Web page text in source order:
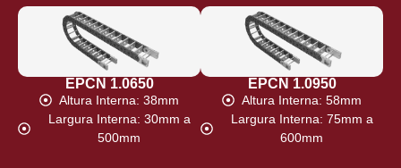
EPCN 1.0650
Altura Interna: 38mm
Largura Interna: 30mm a
500mm
EPCN 1.0950
Altura Interna: 58mm
Largura Interna: 75mm a
600mm